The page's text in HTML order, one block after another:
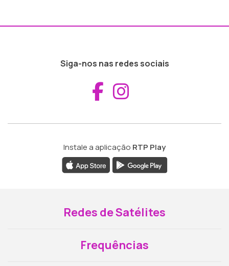
Siga-nos nas redes sociais
Aceder ao
Instale a aplicação RTP Play
Redes de Satélites
Frequências